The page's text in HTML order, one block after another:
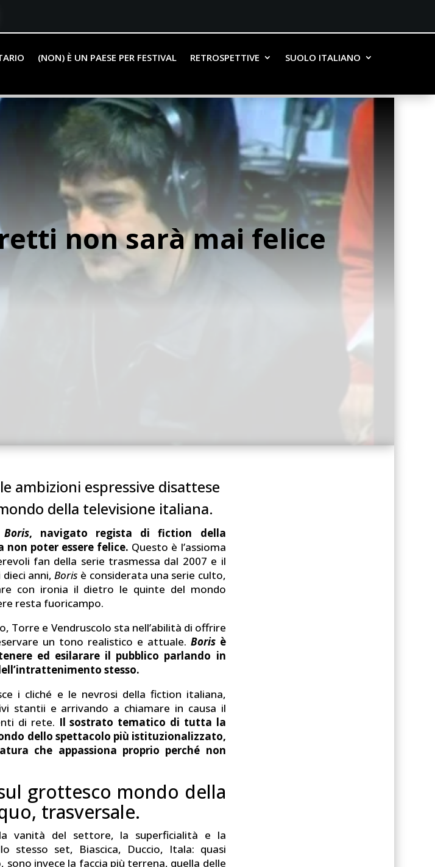
(NON) È UN PAESE PER FESTIVAL RETROSPETTIVE SUOLO ITALIANO
non sarà mai felice
ambizioni espressive disattese
della televisione italiana.
Boris, navigato regista di fiction della
non poter essere felice. Questo è l’assioma
fan della serie trasmessa dal 2007 e il
dieci anni,Boris è considerata una serie culto,
con ironia il dietro le quinte del mondo
resta fuoricampo.
Torre e Vendruscolo sta nell’abilità di offrire
un tono realistico e attuale. Borisè
ed esilarare il pubblico parlando in
stesso.
i cliché e le nevrosi della fiction italiana,
stantii e arrivando a chiamare in causa il
di rete. Il sostrato tematico di tutta la
dello spettacolo più istituzionalizzato,
che appassiona proprio perché non
grottesco mondo della
trasversale.
vanità del settore, la superficialità e la
stesso set, Biascica, Duccio, Itala: quasi
invece la faccia più terrena, quella delle